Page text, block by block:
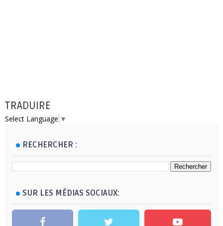
TRADUIRE
Select Language ▼
RECHERCHER :
SUR LES MÉDIAS SOCIAUX: